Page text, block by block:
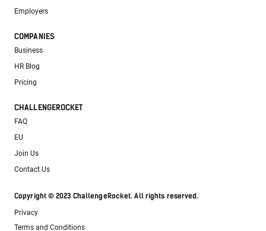
Employers
COMPANIES
Business
HR Blog
Pricing
CHALLENGEROCKET
FAQ
EU
Join Us
Contact Us
Copyright © 2023 ChallengeRocket. All rights reserved.
Privacy
Terms and Conditions